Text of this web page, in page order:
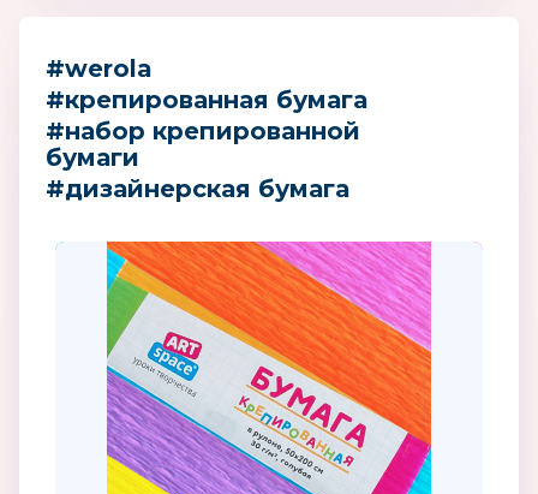
#werola
#крепированная бумага
#набор крепированной
бумаги
#дизайнерская бумага